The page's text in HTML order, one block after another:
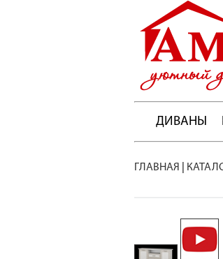
ДИВАНЫ
ГЛАВНАЯ